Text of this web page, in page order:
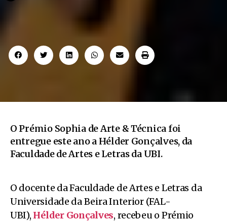
O Prémio Sophia de Arte & Técnica foi
entregue este ano a Hélder Gonçalves, da
Faculdade de Artes e Letras da UBI.
O docente da Faculdade de Artes e Letras da
Universidade da Beira Interior (FAL-
UBI), Hélder Gonçalves, recebeu o Prémio